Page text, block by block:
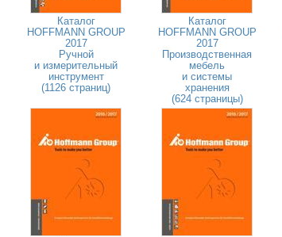
Каталог
HOFFMANN GROUP
2017
Ручной
и измерительный
инструмент
(1126 страниц)
Каталог
HOFFMANN GROUP
2017
Производственная
мебель
и системы
хранения
(624 страницы)